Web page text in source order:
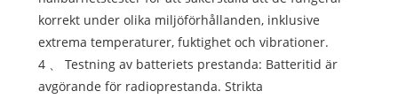
korrekt under olika miljöförhållanden, inklusive
extrema temperaturer, fuktighet och vibrationer.
4 、 Testning av batteriets prestanda: Batteritid är
avgörande för radioprestanda. Strikta